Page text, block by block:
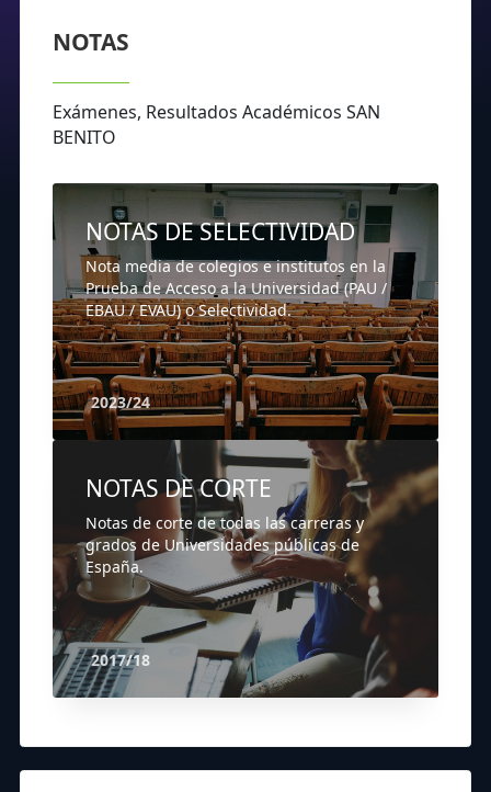
NOTAS
Exámenes, Resultados Académicos SAN
BENITO
NOTAS DE SELECTIVIDAD
Nota media de colegios e institutos en la
Prueba de Acceso a la Universidad (PAU /
EBAU / EVAU) o Selectividad.
2023/24
NOTAS DE CORTE
Notas de corte de todas las carreras y
grados de Universidades públicas de
España.
2017/18